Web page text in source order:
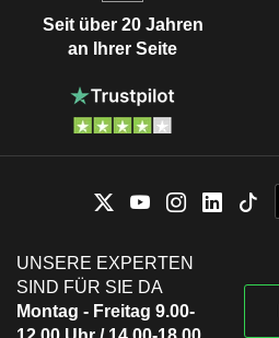
Seit über 20 Jahren
an Ihrer Seite
UNSERE EXPERTEN
SIND FÜR SIE DA
Montag - Freitag 9.00-